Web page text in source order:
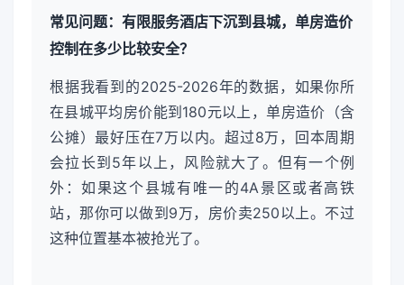
常见问题：有限服务酒店下沉到县城，单房造价
控制在多少比较安全？
根据我看到的2025-2026年的数据，如果你所
在县城平均房价能到180元以上，单房造价（含
公摊）最好压在7万以内。超过8万，回本周期
会拉长到5年以上，风险就大了。但有一个例
外：如果这个县城有唯一的4A景区或者高铁
站，那你可以做到9万，房价卖250以上。不过
这种位置基本被抢光了。